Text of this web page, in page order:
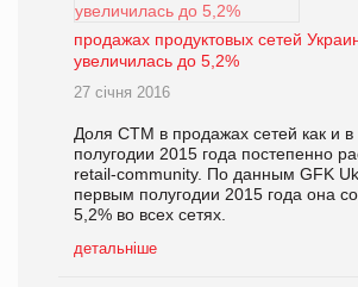
продажах продуктовых сетей
увеличилась до 5,2%
27 січня 2016
Доля СТМ в продажах сетей как и в
полугодии 2015 года постепенно
retail-community. По данным GFK
первым полугодии 2015 года она
5,2% во всех сетях.
детальніше